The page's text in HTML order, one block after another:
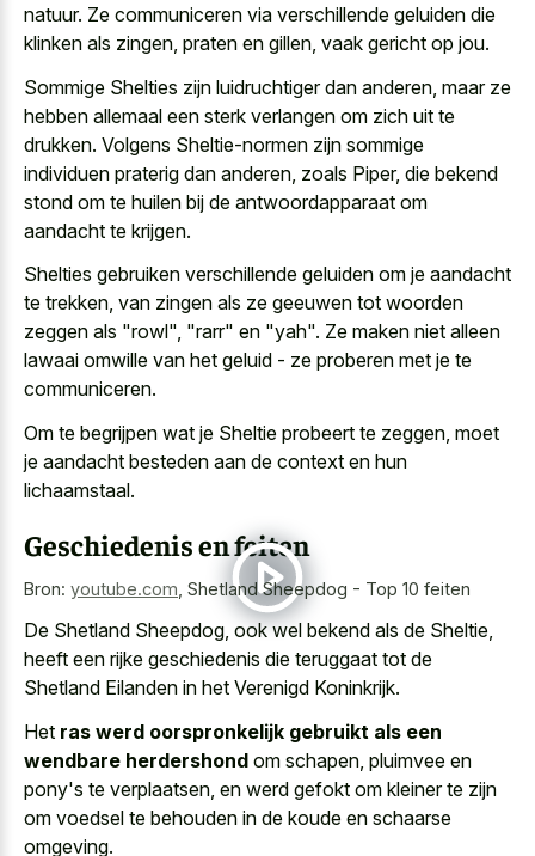
natuur. Ze communiceren via verschillende geluiden die
klinken als zingen, praten en gillen, vaak gericht op jou.
Sommige Shelties zijn luidruchtiger dan anderen, maar ze
hebben allemaal een sterk verlangen om zich uit te
drukken. Volgens Sheltie-normen zijn sommige
individuen praterig dan anderen, zoals Piper, die bekend
stond om te huilen bij de antwoordapparaat om
aandacht te krijgen.
Shelties gebruiken verschillende geluiden om je aandacht
te trekken, van zingen als ze geeuwen tot woorden
zeggen als "rowl", "rarr" en "yah". Ze maken niet alleen
lawaai omwille van het geluid - ze proberen met je te
communiceren.
Om te begrijpen wat je Sheltie probeert te zeggen, moet
je aandacht besteden aan de context en hun
lichaamstaal.
Geschiedenis en feiten
Bron: youtube.com Shetland Sheepdog - Top 10 feiten
De Shetland Sheepdog, ook wel bekend als de Sheltie,
heeft een rijke geschiedenis die teruggaat tot de
Shetland Eilanden in het Verenigd Koninkrijk.
Het ras werd oorspronkelijk gebruikt als een
wendbare herdershond om schapen, pluimvee en
pony's te verplaatsen, en werd gefokt om kleiner te zijn
om voedsel te behouden in de koude en schaarse
omgeving.